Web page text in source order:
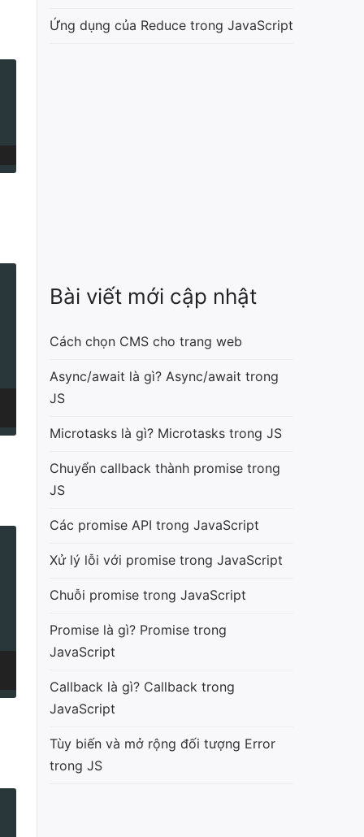
Ứng dụng của Reduce trong JavaScript
Bài viết mới cập nhật
Cách chọn CMS cho trang web
Async/await là gì? Async/await trong
JS
Microtasks là gì? Microtasks trong JS
Chuyển callback thành promise trong
JS
Các promise API trong JavaScript
Xử lý lỗi với promise trong JavaScript
Chuỗi promise trong JavaScript
Promise là gì? Promise trong
JavaScript
Callback là gì? Callback trong
JavaScript
Tùy biến và mở rộng đối tượng Error
trong JS